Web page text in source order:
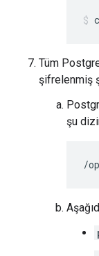
Tüm
şifrelenmiş
şu
/